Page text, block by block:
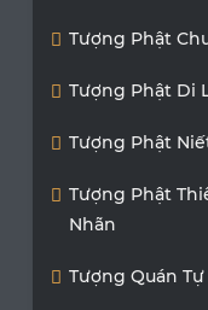
Tượng Phật
Tượng Phật Di
Tượng Phật
Tượng Phật
Nhãn
Tượng Quán Tự